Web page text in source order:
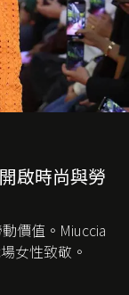
啟時尚與勞
價值。 Miuccia
女性致敬。